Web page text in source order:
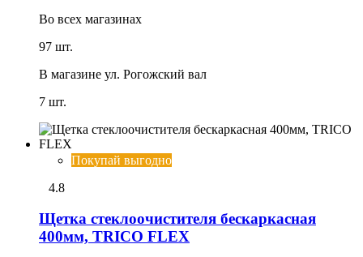
Во всех магазинах
97 шт.
В магазине ул. Рогожский вал
7 шт.
Покупай выгодно
4.8
Щетка стеклоочистителя бескаркасная
400мм, TRICO FLEX